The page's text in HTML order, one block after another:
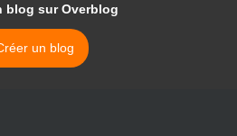
blog sur Overblog
un blog